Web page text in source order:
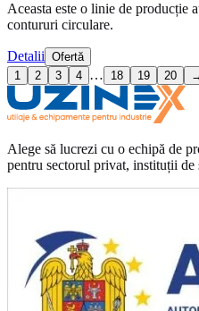
Aceasta este o linie de producție
contururi circulare.
Detalii Ofertă
1
2 3 4 … 18 19 20
Alege să lucrezi cu o echipă de
pentru sectorul privat, instituții de